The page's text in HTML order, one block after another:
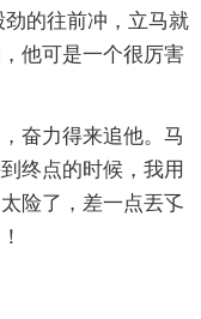
的往前冲，立马就
他可是一个很厉害
奋力得来追他。马
终点的时候，我用
险了，差一点丟孓